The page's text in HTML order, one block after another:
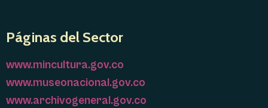
Páginas del Sector
www.mincultura.gov.co
www.museonacional.gov.co
www.archivogeneral.gov.co